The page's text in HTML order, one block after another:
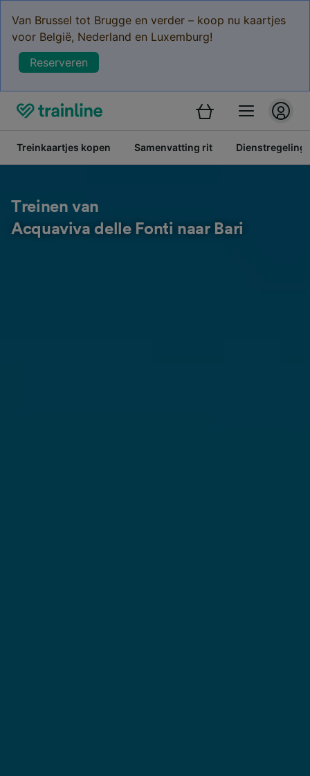
Van Brussel tot Brugge en verder – koop nu kaartjes
voor België, Nederland en Luxemburg!
Reserveren
Treinkaartjes kopen Samenvatting rit Dienstregeling
Treinen van
Acquaviva delle Fonti naar Bari